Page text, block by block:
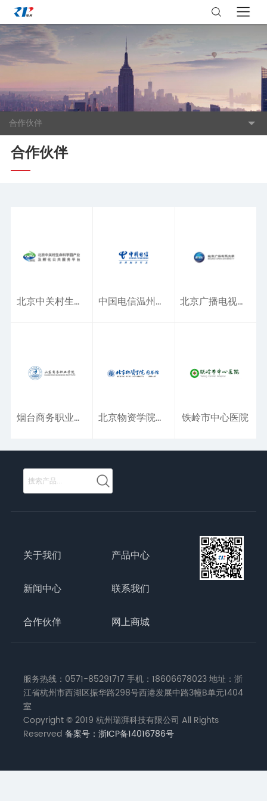
合作伙伴
合作伙伴
北京中关村生命科技园 中国电信温州分公司 北京广播电视大学
烟台商务职业学院 北京物资学院书馆 铁岭市中心医院
关于我们 产品中心
新闻中心 联系我们
合作伙伴 网上商城
服务热线：0571-85291717 手机：18606678023 地址：浙
江省杭州市西湖区振华路298号西港发展中路3幢B单元1404
室
Copyright © 2019 杭州瑞湃科技有限公司 All Rights
Reserved 备案号：浙ICP备14016786号